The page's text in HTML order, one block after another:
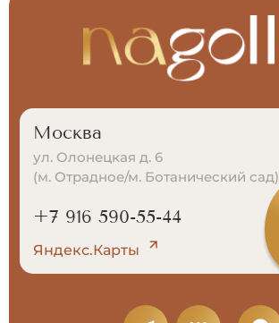
Москва
ул. Олонецкая д. 6
(м. Отрадное/м. Ботанический сад)
+7 916 590-55-44
Яндекс.Карты